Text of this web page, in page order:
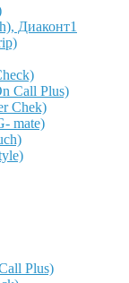
Диаконт1
Call Plus)
Chek)
mate)
Plus)